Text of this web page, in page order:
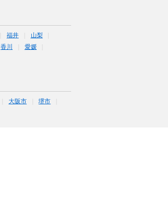
福井
山梨
香川
愛媛
大阪市
堺市